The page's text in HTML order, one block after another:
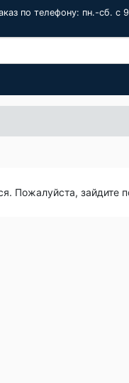
по телефону: пн.-сб. c
Пожалуйста, зайдите